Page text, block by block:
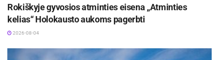
Rokiškyje gyvosios atminties eisena „Atminties
kelias“ Holokausto aukoms pagerbti
2026-08-04